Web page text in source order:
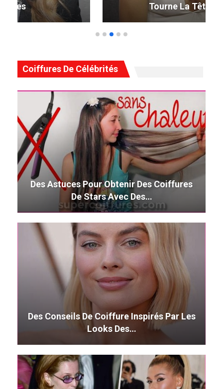
Tourne La Tête En 2019
Coiffures De Célébrités
Des Astuces Pour Obtenir Des Coiffures
De Stars Avec Des…
Des Conseils De Coiffure Inspirés Par Les
Looks Des…